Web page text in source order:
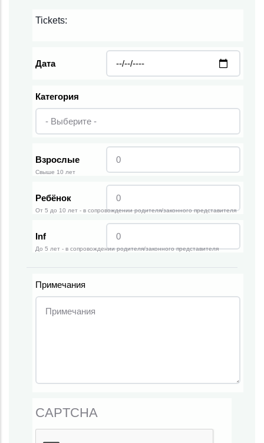
Tickets:
Дата
Категория
Взрослые
Свыше 10 лет
Ребёнок
От 5 до 10 лет - в сопровождении родителя/законного представителя
Inf
До 5 лет - в сопровождении родителя/законного представителя
Примечания
CAPTCHA